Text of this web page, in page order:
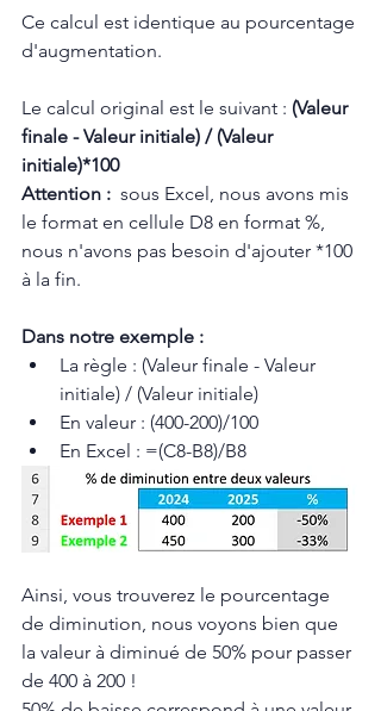
Ce calcul est identique au pourcentage
d'augmentation.
Le calcul original est le suivant : (Valeur
finale - Valeur initiale) / (Valeur
initiale)*100
Attention : sous Excel, nous avons mis
le format en cellule D8 en format %,
nous n'avons pas besoin d'ajouter *100
à la fin.
Dans notre exemple :
La règle : (Valeur finale - Valeur
initiale) / (Valeur initiale)
En valeur : (400-200)/100
En Excel : =(C8-B8)/B8
Ainsi, vous trouverez le pourcentage
de diminution, nous voyons bien que
la valeur à diminué de 50% pour passer
de 400 à 200 !